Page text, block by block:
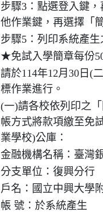
步驟3：點選登入鍵
他作業鍵，再選擇「
步驟5：列印系統產生
★免試入學簡章每份
請於114年12月30日(
標作業進行。
(一)請各校依列印之
帳方式將款項繳至免
業學校)公庫：
金融機構名稱：臺灣
分支單位：復興分行
戶名：國立中興大學
帳 號：於系統產生